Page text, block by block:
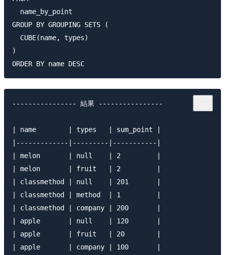
  name_by_point
GROUP BY GROUPING SETS (
  CUBE(name, types)
)
---------------- 結果 ----------------
| name        | types   | sum_point |
|-------------|---------|-----------|
| melon       | null    | 2         |
| melon       | fruit   | 2         |
| classmethod | null    | 201       |
| classmethod | method  | 1         |
| classmethod | company | 200       |
| apple       | null    | 120       |
| apple       | fruit   | 20        |
| apple       | company | 100       |